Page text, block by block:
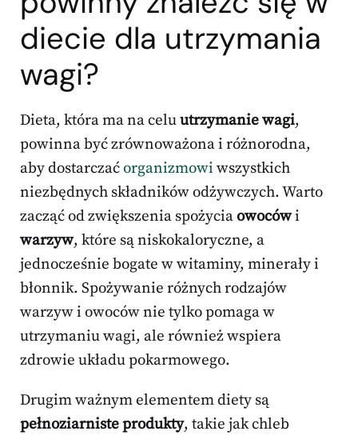
diecie dla utrzymania
wagi?
Dieta, która ma na celuutrzymanie wagi,
powinna być zrównoważona i różnorodna,
aby dostarczaćorganizmowi wszystkich
niezbędnych składników odżywczych. Warto
zacząć od zwiększenia spożyciaowocówi
warzyw, które są niskokaloryczne, a
jednocześnie bogate w witaminy, minerały i
błonnik. Spożywanie różnych rodzajów
warzyw i owoców nie tylko pomaga w
utrzymaniu wagi, ale również wspiera
zdrowie układu pokarmowego.
Drugim ważnym elementem diety są
pełnoziarniste produkty, takie jak chleb